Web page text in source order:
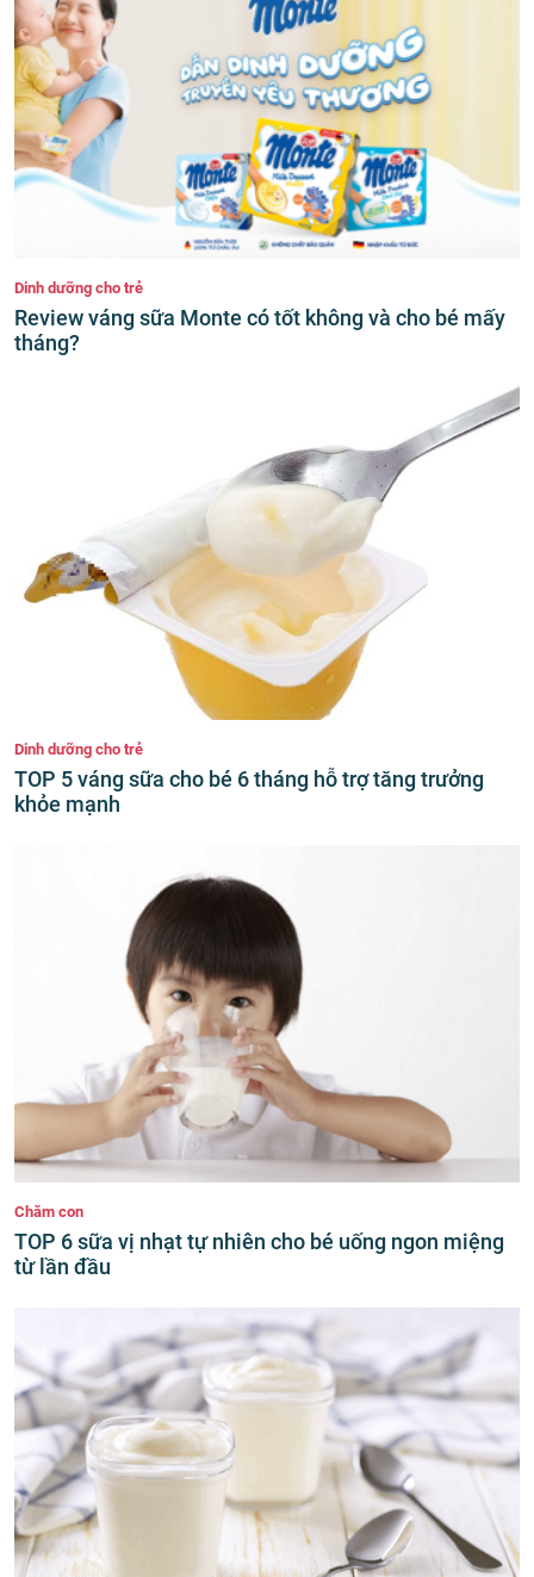
Dinh dưỡng cho trẻ
Review váng sữa Monte có tốt không và cho bé mấy
tháng?
Dinh dưỡng cho trẻ
TOP 5 váng sữa cho bé 6 tháng hỗ trợ tăng trưởng
khỏe mạnh
Chăm con
TOP 6 sữa vị nhạt tự nhiên cho bé uống ngon miệng
từ lần đầu